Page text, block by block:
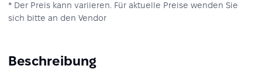
* Der Preis kann variieren. Für aktuelle Preise wenden Sie
sich bitte an den Vendor
Beschreibung